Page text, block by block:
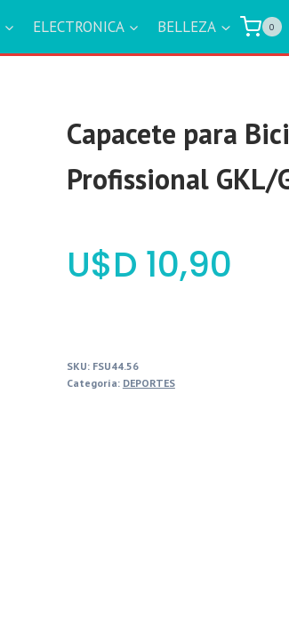
ELECTRONICA BELLEZA 0
Capacete para
Profissional GKL/
$ 10,90
SKU: FSU44.56
Categoría: DEPORTES